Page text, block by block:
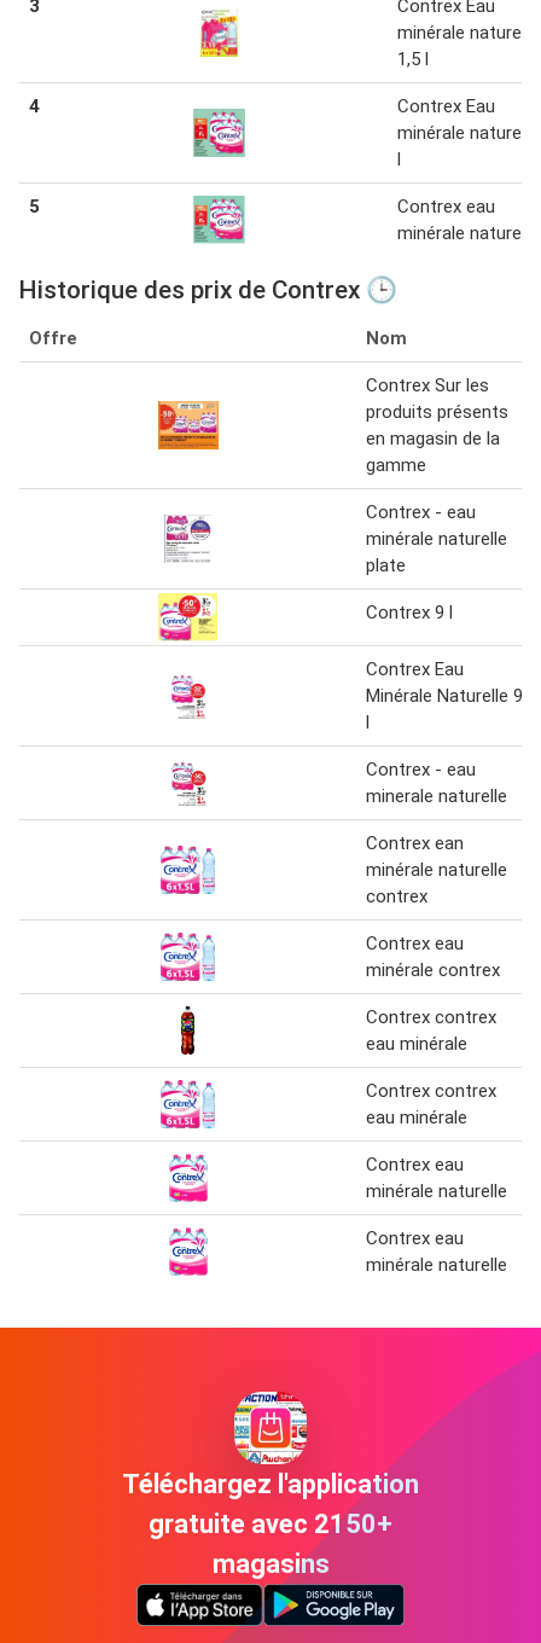
3
Contrex Eau
minérale naturelle
1,5 l
4
Contrex Eau
minérale
l
5
Contrex eau
minérale naturelle
Historique des prix de Contrex 🕒
Offre Nom
Contrex Sur les
produits présents
en magasin de la
gamme
Contrex - eau
minérale naturelle
plate
Contrex 9 l
Contrex Eau
Minérale Naturelle 9
l
Contrex - eau
minerale naturelle
Contrex ean
minérale naturelle
contrex
Contrex eau
minérale contrex
Contrex contrex
eau minérale
Contrex contrex
eau minérale
Contrex eau
minérale naturelle
Contrex eau
minérale naturelle
Téléchargez l'application
gratuite avec 2150+
magasins